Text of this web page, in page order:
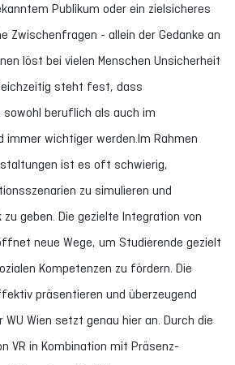
Publikum oder ein zielsicheres
Zwischenfragen - allein der Gedanke an
löst bei vielen Menschen Unsicherheit
steht fest, dass
beruflich als auch im
immer wichtiger werden.Im Rahmen
ist es oft schwierig,
zu simulieren und
zu geben. Die gezielte Integration von
neue Wege, um Studierende gezielt
Kompetenzen zu fördern. Die
präsentieren und überzeugend
WU Wien setzt genau hier an. Durch die
VR in Kombination mit Präsenz-